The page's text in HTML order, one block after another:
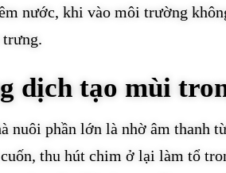
nước, khi vào môi trường
trưng.
dịch tạo mùi
nuôi phần lớn là nhờ âm thanh
thu hút chim ở lại làm tổ